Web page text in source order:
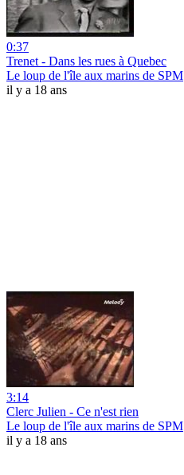
0:37
Trenet - Dans les rues à Quebec
Le loup de l'île aux marins de SPM
il y a 18 ans
3:14
Clerc Julien - Ce n'est rien
Le loup de l'île aux marins de SPM
il y a 18 ans